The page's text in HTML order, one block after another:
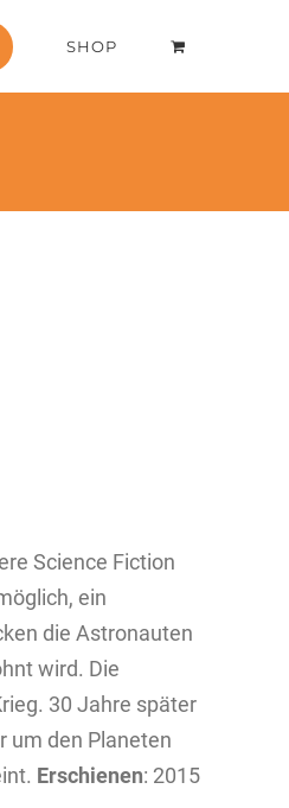
SHOP
Science Fiction
ein
die Astronauten
wird. Die
30 Jahre später
um den Planeten
Erschienen: 2015